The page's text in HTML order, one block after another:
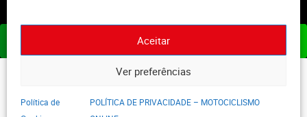
Aceitar
Ver preferências
Política de
POLÍTICA DE PRIVACIDADE – MOTOCICLISMO
ASSINE JÁ